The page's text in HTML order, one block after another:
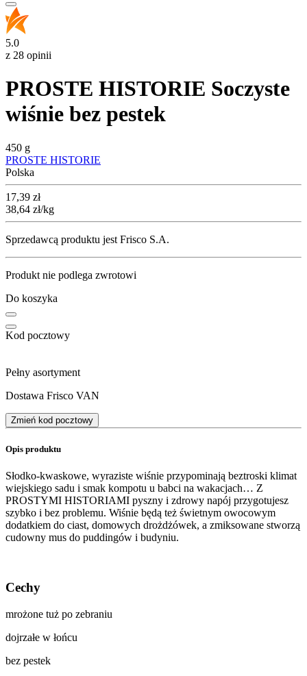
5.0
z 28 opinii
PROSTE HISTORIE Soczyste
wiśnie bez pestek
450 g
PROSTE HISTORIE
Polska
Cena
17,39 zł
38,64 zł/kg
Sprzedawcą produktu jest Frisco S.A.
Produkt nie podlega zwrotowi
Do koszyka
Kod pocztowy
Pełny asortyment
Dostawa Frisco VAN
Zmień kod pocztowy
Opis produktu
Słodko-kwaskowe, wyraziste wiśnie przypominają beztroski klimat
wiejskiego sadu i smak kompotu u babci na wakacjach… Z
PROSTYMI HISTORIAMI pyszny i zdrowy napój przygotujesz
szybko i bez problemu. Wiśnie będą też świetnym owocowym
dodatkiem do ciast, domowych drożdżówek, a zmiksowane stworzą
cudowny mus do puddingów i budyniu.
Cechy
mrożone tuż po zebraniu
dojrzałe w łońcu
bez pestek